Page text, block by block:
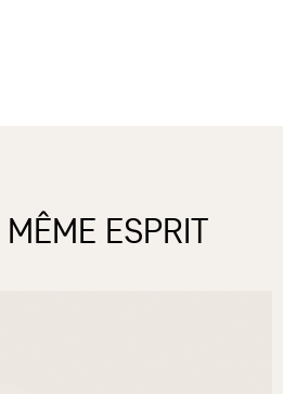
ESPRIT